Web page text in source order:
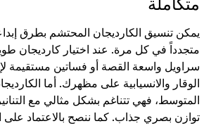
يمكن تنسيق الكارديجان المحتشم بطرق
متجدداً في كل مرة. عند اختيار كارديجان
سراويل واسعة القصة أو فساتين مستقيمة
الوقار والانسيابية على مظهرك. أما
المتوسط، فهي تتناغم بشكل مثالي مع
توازن بصري جذاب. كما ننصح بالاعتماد على